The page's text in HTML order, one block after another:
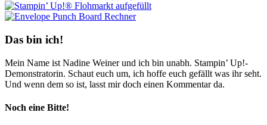
Das bin ich!
Mein Name ist Nadine Weiner und ich bin unabh. Stampin’ Up!-
Demonstratorin. Schaut euch um, ich hoffe euch gefällt was ihr seht.
Und wenn dem so ist, lasst mir doch einen Kommentar da.
Noch eine Bitte!